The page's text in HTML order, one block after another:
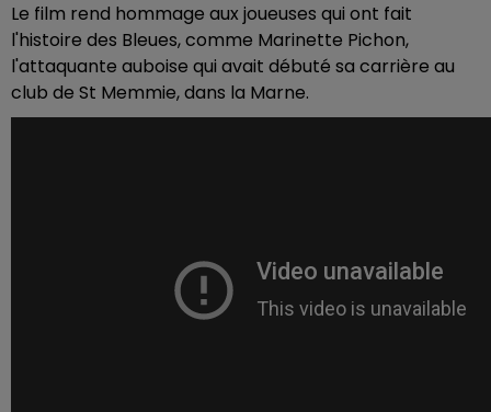
Le film rend hommage aux joueuses qui ont fait
l'histoire des Bleues, comme Marinette Pichon,
l'attaquante auboise qui avait débuté sa carrière au
club de St Memmie, dans la Marne.